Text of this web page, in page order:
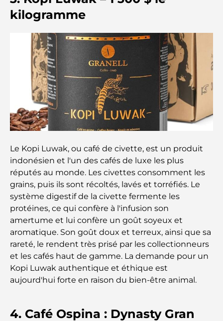
Cafés à Business Bay : l’alliance parfaite du café et
de la convivialité
Restaurants étoilés Michelin à Dubaï : un circuit
gastronomique inoubliable
Découverte des restaurants de Jumeirah Golf
Estates : un guide culinaire
Dubai Horse Racing: Where Tradition Meets
Global Competition
Cafés à Palm Jumeirah : Guide des meilleurs cafés
et lieux de vie de l’île
Les meilleurs petits-déjeuners de Dubaï : Ma
sélection pour 2026
Comment obtenir un prêt immobilier à Dubaï : le
guide ultime
Plan directeur de Tilal Al Ghaf : une nouvelle
norme pour la vie intégrée à Dubaï
kilogramme
Le Kopi Luwak, ou café de civette, est un produit
indonésien et l'un des cafés de luxe les plus
réputés au monde. Les civettes consomment les
grains, puis ils sont récoltés, lavés et torréfiés. Le
système digestif de la civette fermente les
protéines, ce qui confère à l'infusion son
amertume et lui confère un goût soyeux et
aromatique. Son goût doux et terreux, ainsi que sa
rareté, le rendent très prisé par les collectionneurs
et les cafés haut de gamme. La demande pour un
Kopi Luwak authentique et éthique est
aujourd'hui forte en raison du bien-être animal.
4. Café Ospina : Dynasty Gran